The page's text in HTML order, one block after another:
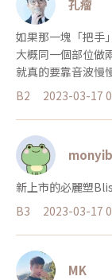
孔瘤
如果那一塊「把手
大概同一個部位做
就真的要靠音波慢
B2
2023-03-17
新上市的必麗塑
B3
2023-03-17
MK